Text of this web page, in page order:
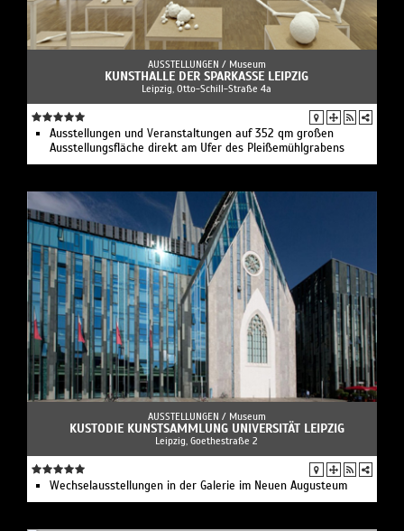
AUSSTELLUNGEN / Museum
KUNSTHALLE DER SPARKASSE LEIPZIG
Leipzig, Otto-Schill-Straße 4a
Ausstellungen und Veranstaltungen auf 352 qm großen
Ausstellungsfläche direkt am Ufer des Pleißemühlgrabens
AUSSTELLUNGEN / Museum
KUSTODIE KUNSTSAMMLUNG UNIVERSITÄT LEIPZIG
Leipzig, Goethestraße 2
Wechselausstellungen in der Galerie im Neuen Augusteum